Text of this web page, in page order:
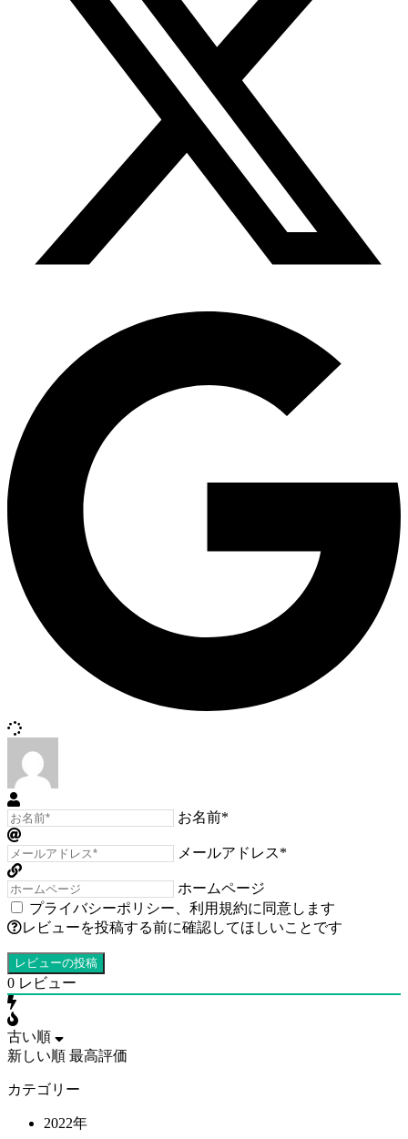
お名前*
メールアドレス*
ホームページ
プライバシーポリシー
利用規約に同意します
レビューを投稿する前に確認してほしいことです
0 レビュー
古い順
新しい順 最高評価
カテゴリー
2022年